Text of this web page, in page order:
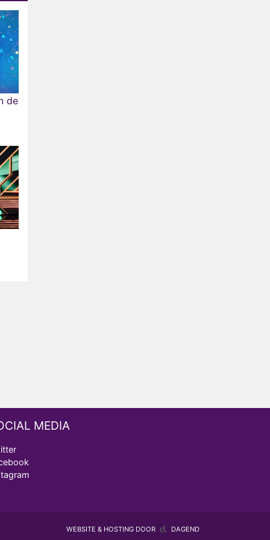
de
MEDIA
WEBSITE & HOSTING DOOR DAGEND